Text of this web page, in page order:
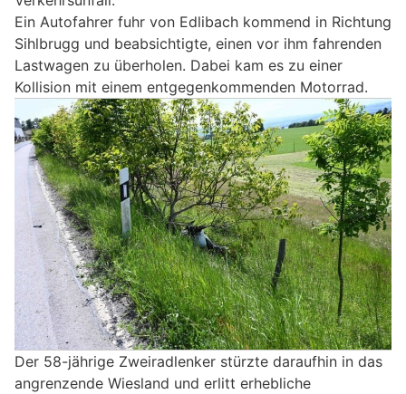
Ein Autofahrer fuhr von Edlibach kommend in Richtung
Sihlbrugg und beabsichtigte, einen vor ihm fahrenden
Lastwagen zu überholen. Dabei kam es zu einer
Kollision mit einem entgegenkommenden Motorrad.
Der 58-jährige Zweiradlenker stürzte daraufhin in das
angrenzende Wiesland und erlitt erhebliche